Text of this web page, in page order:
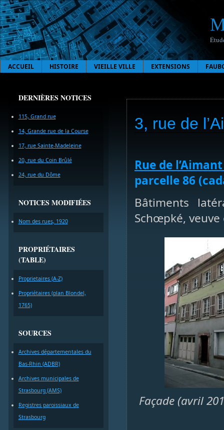
ACCUEIL HISTOIRE VIEILLE VILLE EXTENSIONS
DERNIÈRES NOTICES
115, Grand rue
14, Grande rue de la Course
17, rue Sainte-Madeleine
20, rue du Coin Brûlé
24, rue du Dôme
NOTICES MODIFIÉES
Nom des rues, 1920
PROPRIÉTAIRES
(TABLE)
Proprietaires (A-Z)
Propriétaires (plan Blondel,
1765)
SOURCES
Archives départementales du
Bas-Rhin (ADBR)
Archives municipales de
Strasbourg (AMS)
Registres paroissiaux de
Strasbourg
3, rue de
Rue de
parcelle 86
Bâtiments
Schœpké,
Façade (avril